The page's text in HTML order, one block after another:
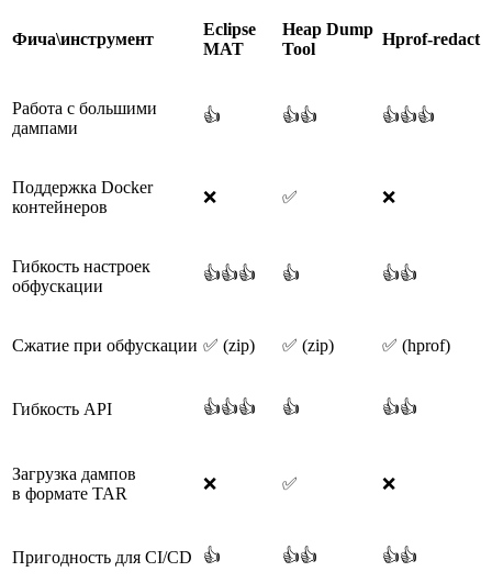
Фича\инструмент
Eclipse
MAT
Heap Dump
Tool
Hprof‑redact
Работа с большими
дампами
👍 👍👍 👍👍👍
Поддержка Docker
контейнеров
❌ ✅ ❌
Гибкость настроек
обфускации
👍👍👍 👍 👍👍
Сжатие при обфускации ✅ (zip) ✅ (zip) ✅ (hprof)
Гибкость API 👍👍👍 👍 👍👍
Загрузка дампов
в формате TAR
❌ ✅ ❌
Пригодность для CI/CD 👍 👍👍 👍👍